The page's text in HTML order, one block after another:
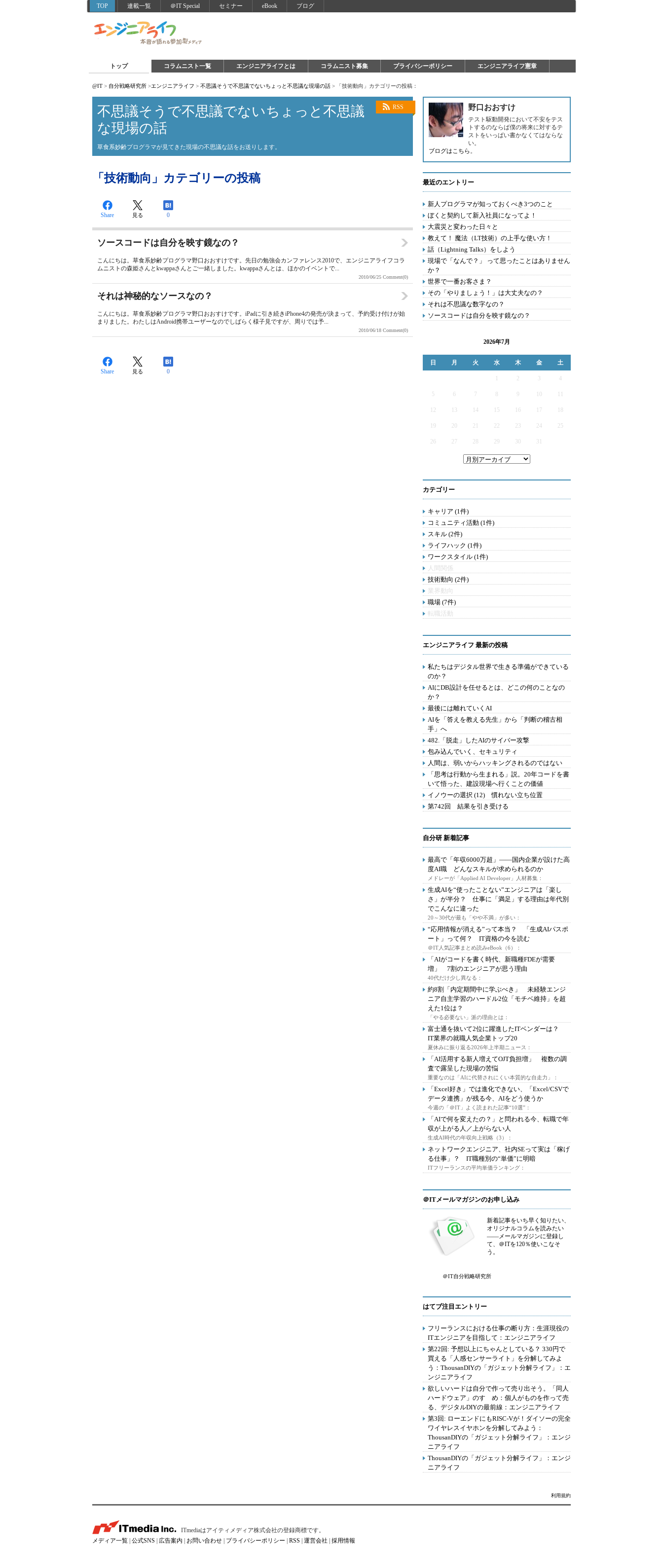
TOP 連載一覧 ＠IT Special セミナー eBook ブログ
トップ コラムニスト一覧 エンジニアライフとは コラムニスト募集 プライバシーポリシー エンジニアライフ憲章
@IT > 自分戦略研究所 >エンジニアライフ > 不思議そうで不思議でないちょっと不思議な現場の話 > 「技術動向」カテゴリーの投稿：
RSS
不思議そうで不思議でないちょっと不思議
な現場の話
草食系妙齢プログラマが見てきた現場の不思議な話をお送りします。
「技術動向」カテゴリーの投稿
Share 見る 0
ソースコードは自分を映す鏡なの？
こんにちは。草食系妙齢プログラマ野口おおすけです。先日の勉強会カンファレンス2010で、エンジニアライフコラ
ムニストの森姫さんとkwappaさんとご一緒しました。kwappaさんとは、ほかのイベントで...
2010/06/25 Comment(0)
それは神秘的なソースなの？
こんにちは。草食系妙齢プログラマ野口おおすけです。iPadに引き続きiPhone4の発売が決まって、予約受け付けが始
まりました。わたしはAndroid携帯ユーザーなのでしばらく様子見ですが、周りでは予...
2010/06/18 Comment(0)
Share 見る 0
野口おおすけ
テスト駆動開発において不安をテス
トするのならば僕の将来に対するテ
ストをいっぱい書かなくてはならな
い。
ブログはこちら 。
最近のエントリー
新人プログラマが知っておくべき3つのこと
ぼくと契約して新入社員になってよ！
大震災と変わった日々と
教えて！ 魔法（LT技術）の上手な使い方！
話（Lightning Talks）をしよう
現場で「なんで？」 って思ったことはありません
か？
世界で一番お客さま？
その「やりましょう！」は大丈夫なの？
それは不思議な数字なの？
ソースコードは自分を映す鏡なの？
2026年7月
日 月 火 水 木 金 土
2 3 4
5 6 7 9
12 13 14 15 16 17
19 20 21 22 23 24 25
26 27 28 29 30 31
カテゴリー
キャリア (1件)
コミュニティ活動 (1件)
スキル (2件)
ライフハック (1件)
ワークスタイル (1件)
人間関係
技術動向 (2件)
業界動向
職場 (7件)
転職活動
エンジニアライフ 最新の投稿
私たちはデジタル世界で生きる準備ができている
のか？
AIにDB設計を任せるとは、どこの何のことなの
か？
最後には離れていくAI
AIを「答えを教える先生」から「判断の稽古相
手」へ
482.「脱走」したAIのサイバー攻撃
包み込んでいく、セキュリティ
人間は、弱いからハッキングされるのではない
「思考は行動から生まれる」説。20年コードを書
いて悟った、建設現場へ行くことの価値
イノウーの選択 (12) 慣れない立ち位置
第742回 結果を引き受ける
自分研 新着記事
最高で「年収6000万超」――国内企業が設けた高
度AI職 どんなスキルが求められるのか
メドレーが「Applied AI Developer」人材募集：
生成AIを“使ったことない”エンジニアは「楽し
さ」が半分？ 仕事に「満足」する理由は年代別
でこんなに違った
20～30代が最も「やや不満」が多い：
“応用情報が消える”って本当？ 「生成AIパスポ
ート」って何？ IT資格の今を読む
＠IT人気記事まとめ読みeBook（6）：
「AIがコードを書く時代、新職種FDEが需要
増」 7割のエンジニアが思う理由
40代だけ少し異なる：
約8割「内定期間中に学ぶべき」 未経験エンジ
ニア自主学習のハードル2位「モチベ維持」を超
えた1位は？
「やる必要ない」派の理由とは：
富士通を抜いて2位に躍進したITベンダーは？
IT業界の就職人気企業トップ20
夏休みに振り返る2026年上半期ニュース：
「AI活用する新人増えてOJT負担増」 複数の調
査で露呈した現場の苦悩
重要なのは「AIに代替されにくい本質的な自走力」：
「Excel好き」では進化できない、「Excel/CSVで
データ連携」が残る今、AIをどう使うか
今週の「＠IT」よく読まれた記事“10選”：
「AIで何を変えたの？」と問われる今、転職で年
収が上がる人／上がらない人
生成AI時代の年収向上戦略（3）：
ネットワークエンジニア、社内SEって実は「稼げ
る仕事」？ IT職種別の“単価”に明暗
ITフリーランスの平均単価ランキング：
＠ITメールマガジンのお申し込み
新着記事をいち早く知りたい、
オリジナルコラムを読みたい
――メールマガジンに登録し
て、＠ITを120％使いこなそ
う。
＠IT自分戦略研究所
はてブ注目エントリー
フリーランスにおける仕事の断り方：生涯現役の
ITエンジニアを目指して：エンジニアライフ
第22回: 予想以上にちゃんとしている？ 330円で
買える「人感センサーライト」を分解してみよ
う：ThousanDIYの「ガジェット分解ライフ」：エ
ンジニアライフ
欲しいハードは自分で作って売り出そう。「同人
ハードウェア」のすゝめ：個人がものを作って売
る、デジタルDIYの最前線：エンジニアライフ
第3回: ローエンドにもRISC-Vが！ダイソーの完全
ワイヤレスイヤホンを分解してみよう：
ThousanDIYの「ガジェット分解ライフ」：エンジ
ニアライフ
ThousanDIYの「ガジェット分解ライフ」：エンジ
ニアライフ
利用規約
ITmediaはアイティメディア株式会社の登録商標です。
メディア一覧 公式SNS 広告案内 お問い合わせ プライバシーポリシー RSS 運営会社 採用情報